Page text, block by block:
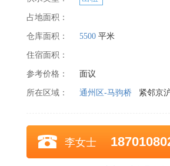
占地面积：
仓库面积： 5500 平米
住宿面积：
参考价格： 面议
所在区域： 通州区-马驹桥 紧邻京
李女士